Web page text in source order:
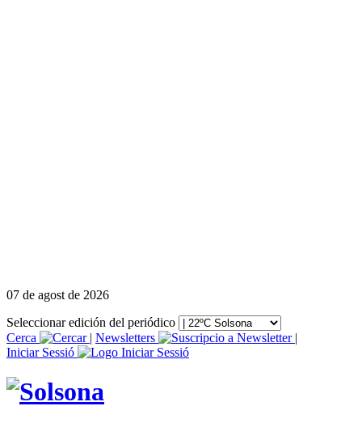
07 de agost de 2026
Seleccionar edición del periódico
Cerca
| Newsletters
|
Iniciar Sessió